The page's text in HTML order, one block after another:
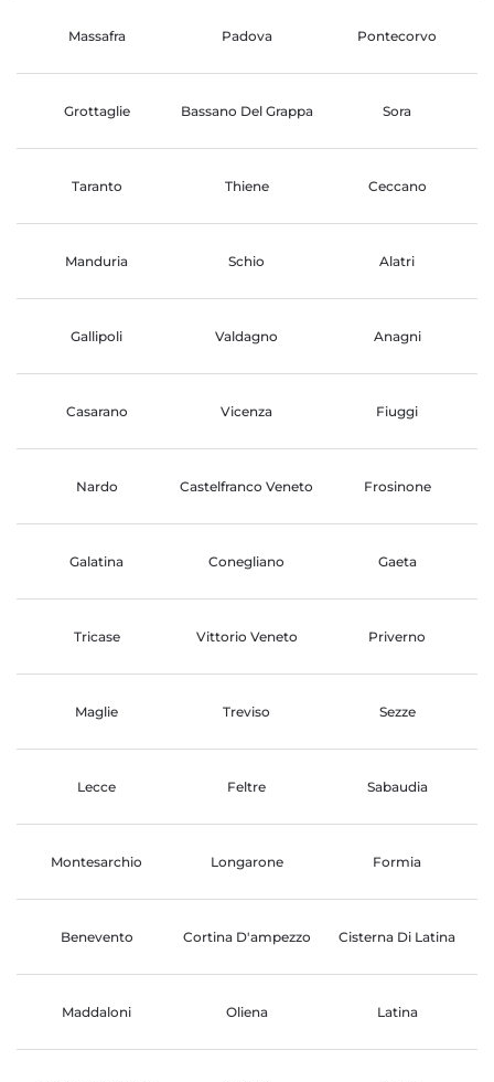
Massafra Padova Pontecorvo
Grottaglie Bassano Del Grappa Sora
Taranto Thiene Ceccano
Manduria Schio Alatri
Gallipoli Valdagno Anagni
Casarano Vicenza Fiuggi
Nardo Castelfranco Veneto Frosinone
Galatina Conegliano Gaeta
Tricase Vittorio Veneto Priverno
Maglie Treviso Sezze
Lecce Feltre Sabaudia
Montesarchio Longarone Formia
Benevento Cortina D'ampezzo Cisterna Di Latina
Maddaloni Oliena Latina